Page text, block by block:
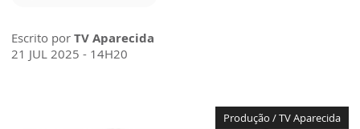
Escrito por TV Aparecida
21 JUL 2025 - 14H20
Produção / TV Aparecida